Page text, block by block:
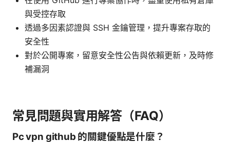
與受控存取
透過多因素認證與 SSH 金鑰管理，提升專案存取的
安全性
對於公開專案，留意安全性公告與依賴更新，及時修
補漏洞
常見問題與實用解答（FAQ）
Pc vpn github 的關鍵優點是什麼？